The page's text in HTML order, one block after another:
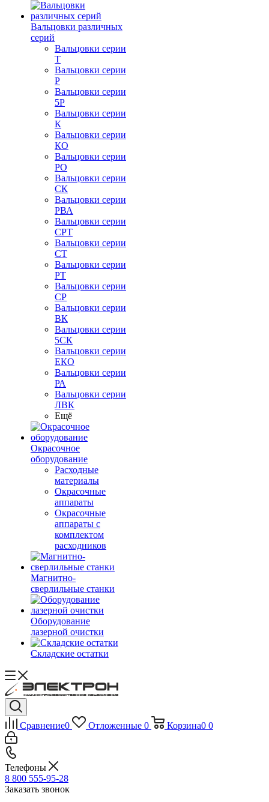
Вальцовки различных
серий
Вальцовки серии
Т
Вальцовки серии
Р
Вальцовки серии
5Р
Вальцовки серии
К
Вальцовки серии
КО
Вальцовки серии
РО
Вальцовки серии
СК
Вальцовки серии
РВА
Вальцовки серии
СРТ
Вальцовки серии
СТ
Вальцовки серии
РТ
Вальцовки серии
СР
Вальцовки серии
ВК
Вальцовки серии
5СК
Вальцовки серии
ЕКО
Вальцовки серии
РА
Вальцовки серии
ЛВК
Ещё
Окрасочное
оборудование
Расходные
материалы
Окрасочные
аппараты
Окрасочные
аппараты с
комплектом
расходников
Магнитно-
сверлильные станки
Оборудование
лазерной очистки
Складские остатки
Сравнение0 Отложенные 0 Корзина0 0
Телефоны
8 800 555-95-28
Заказать звонок